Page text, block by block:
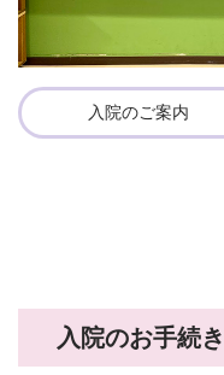
入院のご案内
入院のお手続